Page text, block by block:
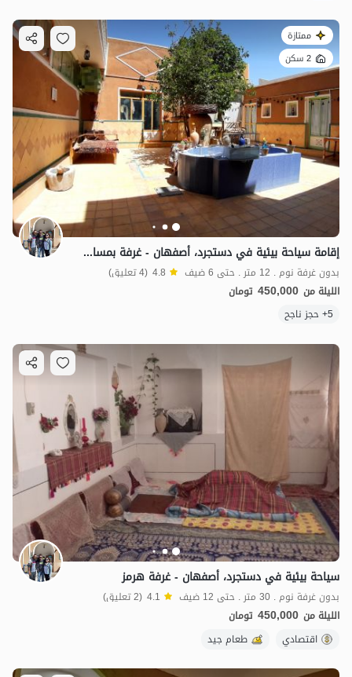
450,000ت 4.1
ممتازة
2 سكن
إقامة سياحة بيئية في دستجرد، أصفهان - غرفة بمساحة 12 مترًا مربعًا
بدون غرفة نوم . 12 متر . حتى 6 ضيف 4.8 (4 تعليق)
الليلة من 450,000 تومان
5+ حجز ناجح
سياحة بيئية في دستجرد، أصفهان - غرفة هرمز
بدون غرفة نوم . 30 متر . حتى 12 ضيف 4.1 (2 تعليق)
الليلة من 450,000 تومان
اقتصادي
طعام جيد